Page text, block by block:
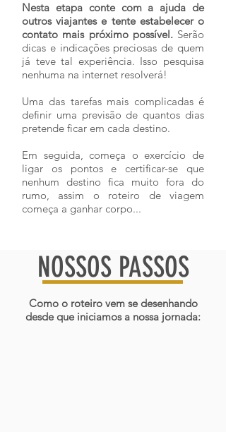
Nesta etapa conte com a ajuda de
outros viajantes e tente estabelecer o
contato mais próximo possível. Serão
dicas e indicações preciosas de quem
já teve tal experiência. Isso pesquisa
nenhuma na internet resolverá!
Uma das tarefas mais complicadas é
definir uma previsão de quantos dias
pretende ficar em cada destino.
Em seguida, começa o exercício de
ligar os pontos e certificar-se que
nenhum destino fica muito fora do
rumo, assim o roteiro de viagem
começa a ganhar corpo...
NOSSOS PASSOS
Como o roteiro vem se desenhando
desde que iniciamos a nossa jornada: